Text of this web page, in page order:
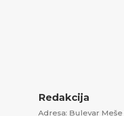
Redakcija
Adresa: Bulevar Meše